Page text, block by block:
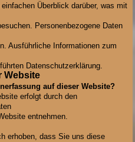
Überblick darüber, was mit
Personenbezogene Daten
Ausführliche Informationen zum
Datenschutzerklärung.
Website
auf dieser Website?
erfolgt durch den
entnehmen.
erhoben, dass Sie uns diese